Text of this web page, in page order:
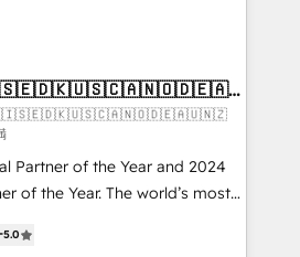
Services - Managed IT (MSP) -
implementations and portal
migrations, CRM architecture,
✔️ Custom integrations
✔️ User adoption
Through project-
organizations through the
🇬🇧🇫🇮🇸🇪🇩🇰🇺🇸🇨🇦🇳🇴🇩🇪🇦🇺🇳🇿
Partner of the Year and 2024
of the Year. The world’s most
5.0